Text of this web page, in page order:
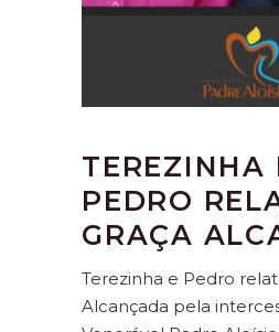
TEREZINHA
PEDRO
GRAÇA
Terezinha e Pedro
Alcançada pela